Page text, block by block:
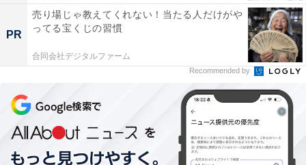
PR
売り場じゃ教えてくれない！当たる人だけがや
ってる宝くじの習慣
合同会社デジタルファーム
Recommended by